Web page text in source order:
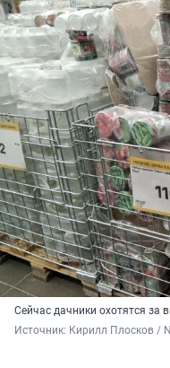
Сейчас дачники охотятся за
Источник: Кирилл Плосков /